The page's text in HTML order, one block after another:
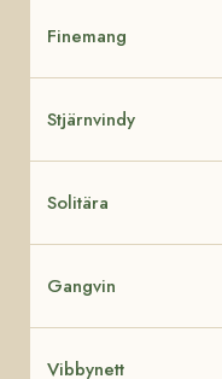
Finemang
Stjärnvindy
Solitära
Gangvin
Vibbynett